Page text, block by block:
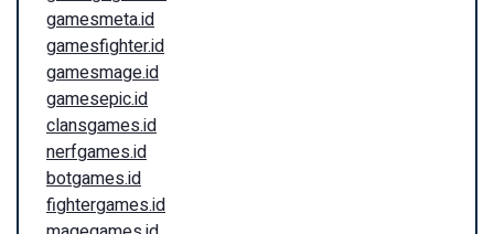
gamesmeta.id
gamesfighter.id
gamesmage.id
gamesepic.id
clansgames.id
nerfgames.id
botgames.id
fightergames.id